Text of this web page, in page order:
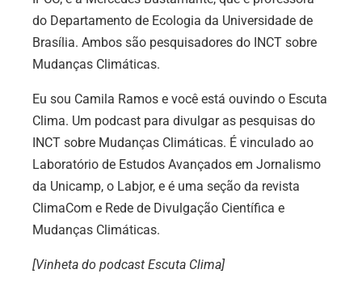
do Departamento de Ecologia da Universidade de
Brasília. Ambos são pesquisadores do INCT sobre
Mudanças Climáticas.
Eu sou Camila Ramos e você está ouvindo o Escuta
Clima. Um podcast para divulgar as pesquisas do
INCT sobre Mudanças Climáticas. É vinculado ao
Laboratório de Estudos Avançados em Jornalismo
da Unicamp, o Labjor, e é uma seção da revista
ClimaCom e Rede de Divulgação Científica e
Mudanças Climáticas.
[Vinheta do podcast Escuta Clima]